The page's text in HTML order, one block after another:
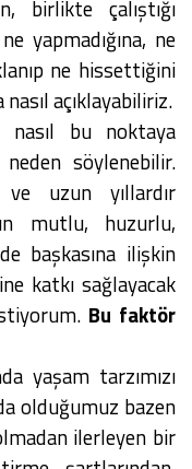
birlikte çalıştığı
yapmadığına, ne
ne hissettiğini
açıklayabiliriz.
nasıl bu noktaya
söylenebilir.
uzun yıllardır
mutlu, huzurlu,
başkasına ilişkin
katkı sağlayacak
Bu faktör
yaşam tarzımızı
olduğumuz bazen
ilerleyen bir